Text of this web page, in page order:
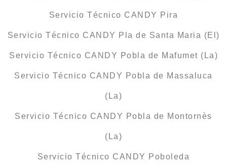
Servicio Técnico CANDY Pira
Servicio Técnico CANDY Pla de Santa Maria (El)
Servicio Técnico CANDY Pobla de Mafumet (La)
Servicio Técnico CANDY Pobla de Massaluca
(La)
Servicio Técnico CANDY Pobla de Montornès
(La)
Servicio Técnico CANDY Poboleda